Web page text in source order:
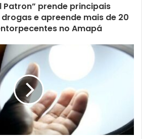
Patron” prende principais
e apreende mais de 20
no Amapá